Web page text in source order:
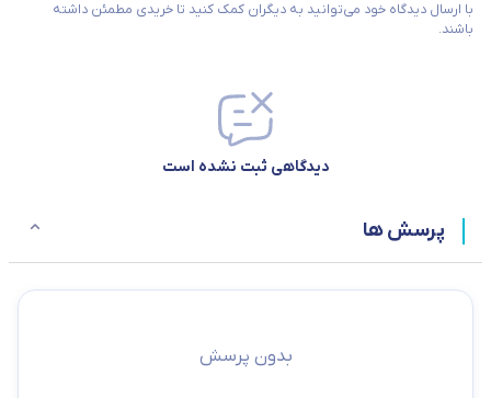
با ارسال دیدگاه خود می‌توانید به دیگران کمک کنید تا خریدی مطمئن داشته
باشند.
دیدگاهی ثبت نشده است
پرسش ها
بدون پرسش